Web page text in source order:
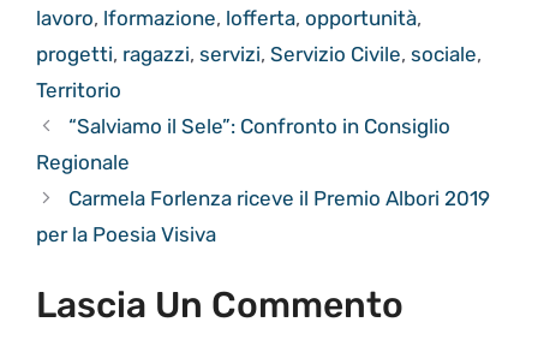
lavoro, lformazione, lofferta, opportunità,
progetti, ragazzi, servizi, Servizio Civile, sociale,
Territorio
“Salviamo il Sele”: Confronto in Consiglio
Regionale
Carmela Forlenza riceve il Premio Albori 2019
per la Poesia Visiva
Lascia Un Commento